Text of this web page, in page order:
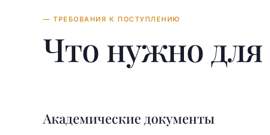
— ТРЕБОВАНИЯ К ПОСТУПЛЕНИЮ
Что нужно для
Академические документы